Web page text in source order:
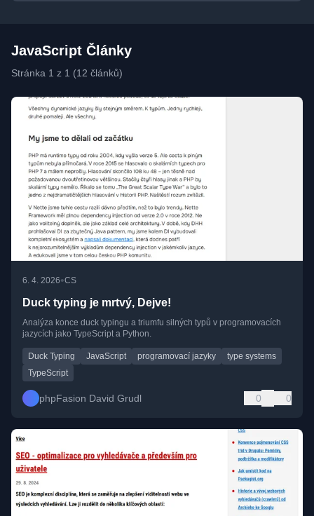
JavaScript Články
Stránka 1 z 1 (12 článků)
6. 4. 2026•CS
Duck typing je mrtvý, Dejve!
Analýza konce duck typingu a triumfu silných typů v programovacích
jazycích jako TypeScript a Python.
Duck Typing JavaScript programovací jazyky
type systems
TypeScript
phpFasion David Grudl 0 0